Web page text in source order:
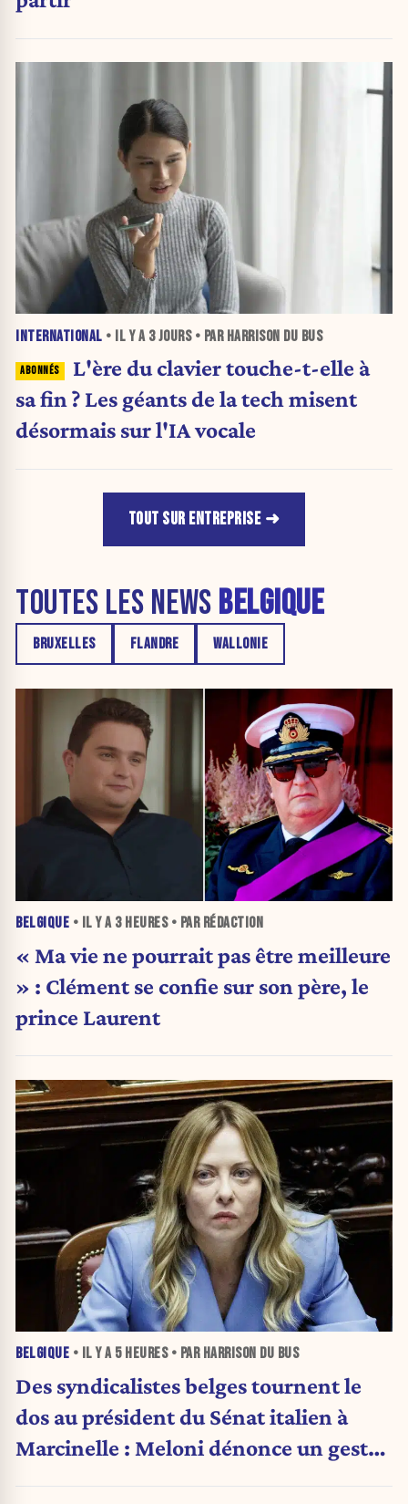
INTERNATIONAL • IL Y A 3 JOURS• PAR HARRISON DU BUS
L'ère du clavier touche-t-elle à
sa fin ? Les géants de la tech misent
désormais sur l'IA vocale
TOUT SUR ENTREPRISE
TOUTES LES NEWS BELGIQUE
BRUXELLES FLANDRE WALLONIE
BELGIQUE • IL Y A 3 HEURES• PAR RÉDACTION
« Ma vie ne pourrait pas être meilleure
» : Clément se confie sur son père, le
prince Laurent
BELGIQUE • IL Y A 5 HEURES• PAR HARRISON DU BUS
Des syndicalistes belges tournent le
dos au président du Sénat italien à
Marcinelle : Meloni dénonce un geste